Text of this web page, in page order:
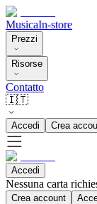
MusicaIn-store
Prezzi
Risorse
Contatto
🇮🇹
Accedi Crea
Accedi
Nessuna carta
Crea account